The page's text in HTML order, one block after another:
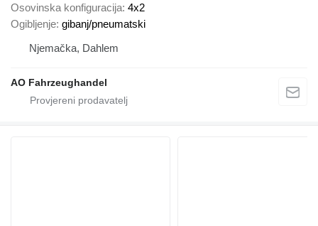
Osovinska konfiguracija 4x2
Ogibljenje gibanj/pneumatski
Njemačka, Dahlem
AO Fahrzeughandel